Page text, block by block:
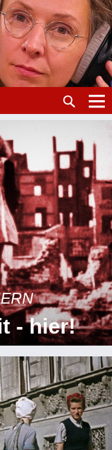
- hier!